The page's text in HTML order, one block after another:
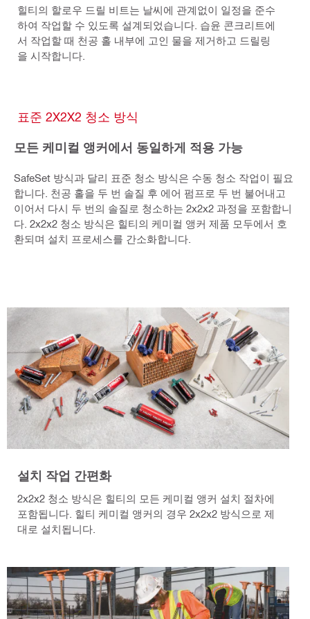
힐티의 할로우 드릴 비트는 날씨에 관계없이 일정을 준수
하여 작업할 수 있도록 설계되었습니다. 습윤 콘크리트에
서 작업할 때 천공 홀 내부에 고인 물을 제거하고 드릴링
을 시작합니다.
표준 2X2X2 청소 방식
모든 케미컬 앵커에서 동일하게 적용 가능
SafeSet 방식과 달리 표준 청소 방식은 수동 청소 작업이 필요
합니다. 천공 홀을 두 번 솔질 후 에어 펌프로 두 번 불어내고
이어서 다시 두 번의 솔질로 청소하는 2x2x2 과정을 포함합니
다. 2x2x2 청소 방식은 힐티의 케미컬 앵커 제품 모두에서 호
환되며 설치 프로세스를 간소화합니다.
설치 작업 간편화
2x2x2 청소 방식은 힐티의 모든 케미컬 앵커 설치 절차에
포함됩니다. 힐티 케미컬 앵커의 경우 2x2x2 방식으로 제
대로 설치됩니다.